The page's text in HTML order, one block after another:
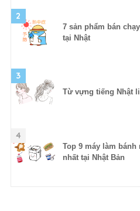
2
7 sản phẩm bán
tại Nhật
3
Từ vựng tiếng Nhật
4
Top 9 máy làm
nhất tại Nhật Bản